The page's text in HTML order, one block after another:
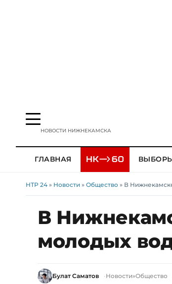
НОВОСТИ НИЖНЕКАМСКА
ГЛАВНАЯ
НТР 24 » Новости » Общество » В
В
молодых
Булат Саматов Новости»Общество